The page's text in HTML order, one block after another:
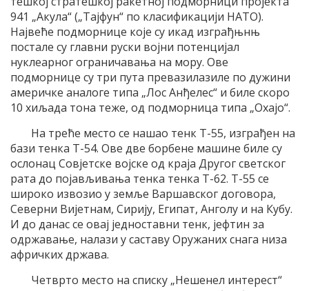
941 „Акула“ („Тајфун“ по класификацији НАТО).
Највеће подморнице које су икад изграђњнњ
постале су главни руски војни потенцијал
нуклеарног ограничавања на мору. Ове
подморнице су три пута превазилазиле по дужини
америчке аналоге типа „Лос Анђелес“ и биле скоро
10 хиљада тона теже, од подморница типа „Охајо“.
На треће место се нашао тенк Т-55, изграђен на
бази тенка Т-54. Ове две борбене машине биле су
ослонац Совјетске војске од краја Другог светског
рата до појављивања тенка тенка Т-62. Т-55 се
широко извозио у земље Варшавског договора,
Северни Вијетнам, Сирију, Египат, Анголу и на Кубу.
И до данас се овај једноставни тенк, јефтин за
одржавање, налази у саставу Оружаних снага низа
афричких држава.
Четврто место на списку „Нешенел интерест“